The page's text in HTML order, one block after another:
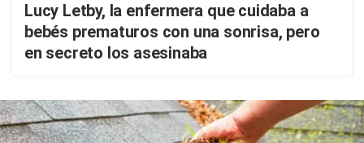
Lucy Letby, la enfermera que cuidaba a
bebés prematuros con una sonrisa, pero
en secreto los asesinaba